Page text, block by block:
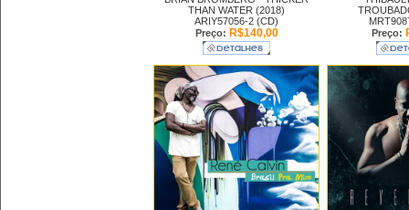
THAN WATER (2018)
ARIY57056-2 (CD)
Preço: R$140,00
Preço: